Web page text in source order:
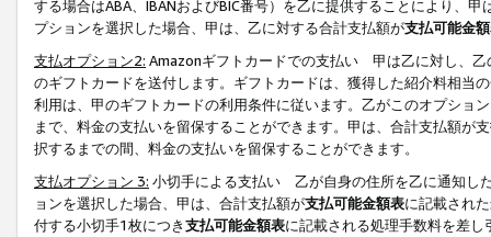
する場合はABA、IBANおよびBIC番号）を乙に提供することにより、
プションを選択した場合、甲は、乙に対する合計支払額が支払可能金
支払オプション2: Amazonギフトカードでの支払い 甲は乙に対し、乙
のギフトカードを送付します。ギフトカードは、獲得した紹介料相当
利用は、甲のギフトカードの利用条件に従います。乙がこのオプショ
まで、料金の支払いを留保することができます。甲は、合計支払額が
択するまでの間、料金の支払いを留保することができます。
支払オプション 3: 小切手による支払い 乙が自身の住所を乙に通知し
ョンを選択した場合、甲は、合計支払額が支払可能金額表に記載され
付する小切手1枚につき支払可能金額表に記載される処理手数料を差し